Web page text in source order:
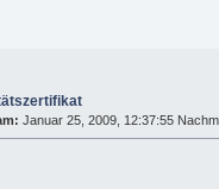
Januar 25, 2009, 12:37:55